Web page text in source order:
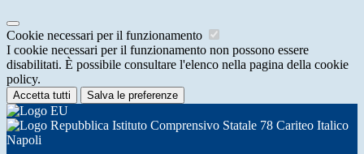
Cookie necessari per il funzionamento
I cookie necessari per il funzionamento non possono essere
disabilitati. È possibile consultare l'elenco nella pagina della cookie
policy.
Accetta tutti Salva le preferenze
Istituto Comprensivo Statale 78 Cariteo Italico
Napoli